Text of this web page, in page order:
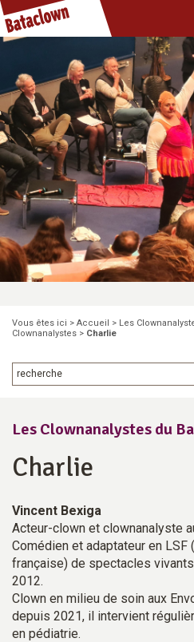
Vous êtes ici > Accueil > Les
Clownanalystes > Charlie
Les Clownanalystes du
Charlie
Vincent Bexiga
Acteur-clown et clownanalyste
Comédien et adaptateur en
française) de spectacles
2012.
Clown en milieu de soin aux
depuis 2021, il intervient
en pédiatrie.